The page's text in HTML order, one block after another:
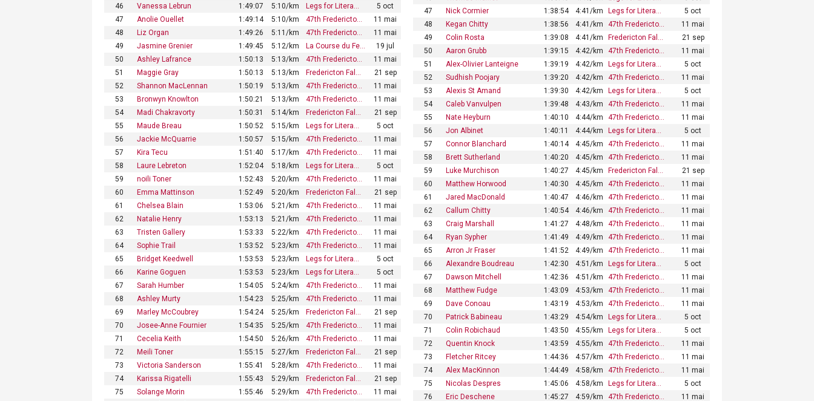
46
Vanessa Lebrun 1:49:07 5:10/km Legs for Litera…
5 oct
47
Anolie Ouellet 1:49:14 5:10/km 47th Fredericto…
11 mai
48
Liz Organ 1:49:26 5:11/km 47th Fredericto…
11 mai
49
Jasmine Grenier 1:49:45 5:12/km La Course du Fe…
19 jul
50
Ashley Lafrance 1:50:13 5:13/km 47th Fredericto…
11 mai
51
Maggie Gray 1:50:13 5:13/km Fredericton Fal…
21 sep
52
Shannon MacLennan 1:50:19 5:13/km 47th Fredericto…
11 mai
53
Bronwyn Knowlton 1:50:21 5:13/km 47th Fredericto…
11 mai
54
Madi Chakravorty 1:50:31 5:14/km Fredericton Fal…
21 sep
55
Maude Breau 1:50:52 5:15/km Legs for Litera…
5 oct
56
Jackie McQuarrie 1:50:57 5:15/km 47th Fredericto…
11 mai
57
Kira Tecu 1:51:40 5:17/km 47th Fredericto…
11 mai
58
Laure Lebreton 1:52:04 5:18/km Legs for Litera…
5 oct
59
noili Toner 1:52:43 5:20/km 47th Fredericto…
11 mai
60
Emma Mattinson 1:52:49 5:20/km Fredericton Fal…
21 sep
61
Chelsea Blain 1:53:06 5:21/km 47th Fredericto…
11 mai
62
Natalie Henry 1:53:13 5:21/km 47th Fredericto…
11 mai
63
Tristen Gallery 1:53:33 5:22/km 47th Fredericto…
11 mai
64
Sophie Trail 1:53:52 5:23/km 47th Fredericto…
11 mai
65
Bridget Keedwell 1:53:53 5:23/km Legs for Litera…
5 oct
66
Karine Goguen 1:53:53 5:23/km Legs for Litera…
5 oct
67
Sarah Humber 1:54:05 5:24/km 47th Fredericto…
11 mai
68
Ashley Murty 1:54:23 5:25/km 47th Fredericto…
11 mai
69
Marley McCoubrey 1:54:24 5:25/km Fredericton Fal…
21 sep
70
Josee-Anne Fournier 1:54:35 5:25/km 47th Fredericto…
11 mai
71
Cecelia Keith 1:54:50 5:26/km 47th Fredericto…
11 mai
72
Meili Toner 1:55:15 5:27/km Fredericton Fal…
21 sep
73
Victoria Sanderson 1:55:41 5:28/km 47th Fredericto…
11 mai
74
Karissa Rigatelli 1:55:43 5:29/km Fredericton Fal…
21 sep
75
Solange Morin 1:55:46 5:29/km 47th Fredericto…
11 mai
47
Nick Cormier 1:38:54 4:41/km Legs for Litera…
5 oct
48
Kegan Chitty 1:38:56 4:41/km 47th Fredericto…
11 mai
49
Colin Rosta 1:39:08 4:41/km Fredericton Fal…
21 sep
50
Aaron Grubb 1:39:15 4:42/km 47th Fredericto…
11 mai
51
Alex-Olivier Lanteigne 1:39:19 4:42/km Legs for Litera…
5 oct
52
Sudhish Poojary 1:39:20 4:42/km 47th Fredericto…
11 mai
53
Alexis St Amand 1:39:30 4:42/km Legs for Litera…
5 oct
54
Caleb Vanvulpen 1:39:48 4:43/km 47th Fredericto…
11 mai
55
Nate Heyburn 1:40:10 4:44/km 47th Fredericto…
11 mai
56
Jon Albinet 1:40:11 4:44/km Legs for Litera…
5 oct
57
Connor Blanchard 1:40:14 4:45/km 47th Fredericto…
11 mai
58
Brett Sutherland 1:40:20 4:45/km 47th Fredericto…
11 mai
59
Luke Murchison 1:40:27 4:45/km Fredericton Fal…
21 sep
60
Matthew Horwood 1:40:30 4:45/km 47th Fredericto…
11 mai
61
Jared MacDonald 1:40:47 4:46/km 47th Fredericto…
11 mai
62
Callum Chitty 1:40:54 4:46/km 47th Fredericto…
11 mai
63
Craig Marshall 1:41:27 4:48/km 47th Fredericto…
11 mai
64
Ryan Sypher 1:41:49 4:49/km 47th Fredericto…
11 mai
65
Arron Jr Fraser 1:41:52 4:49/km 47th Fredericto…
11 mai
66
Alexandre Boudreau 1:42:30 4:51/km Legs for Litera…
5 oct
67
Dawson Mitchell 1:42:36 4:51/km 47th Fredericto…
11 mai
68
Matthew Fudge 1:43:09 4:53/km 47th Fredericto…
11 mai
69
Dave Conoau 1:43:19 4:53/km 47th Fredericto…
11 mai
70
Patrick Babineau 1:43:29 4:54/km Legs for Litera…
5 oct
71
Colin Robichaud 1:43:50 4:55/km Legs for Litera…
5 oct
72
Quentin Knock 1:43:59 4:55/km 47th Fredericto…
11 mai
73
Fletcher Ritcey 1:44:36 4:57/km 47th Fredericto…
11 mai
74
Alex MacKinnon 1:44:49 4:58/km 47th Fredericto…
11 mai
75
Nicolas Despres 1:45:06 4:58/km Legs for Litera…
5 oct
76
Eric Deschene 1:45:27 4:59/km 47th Fredericto…
11 mai